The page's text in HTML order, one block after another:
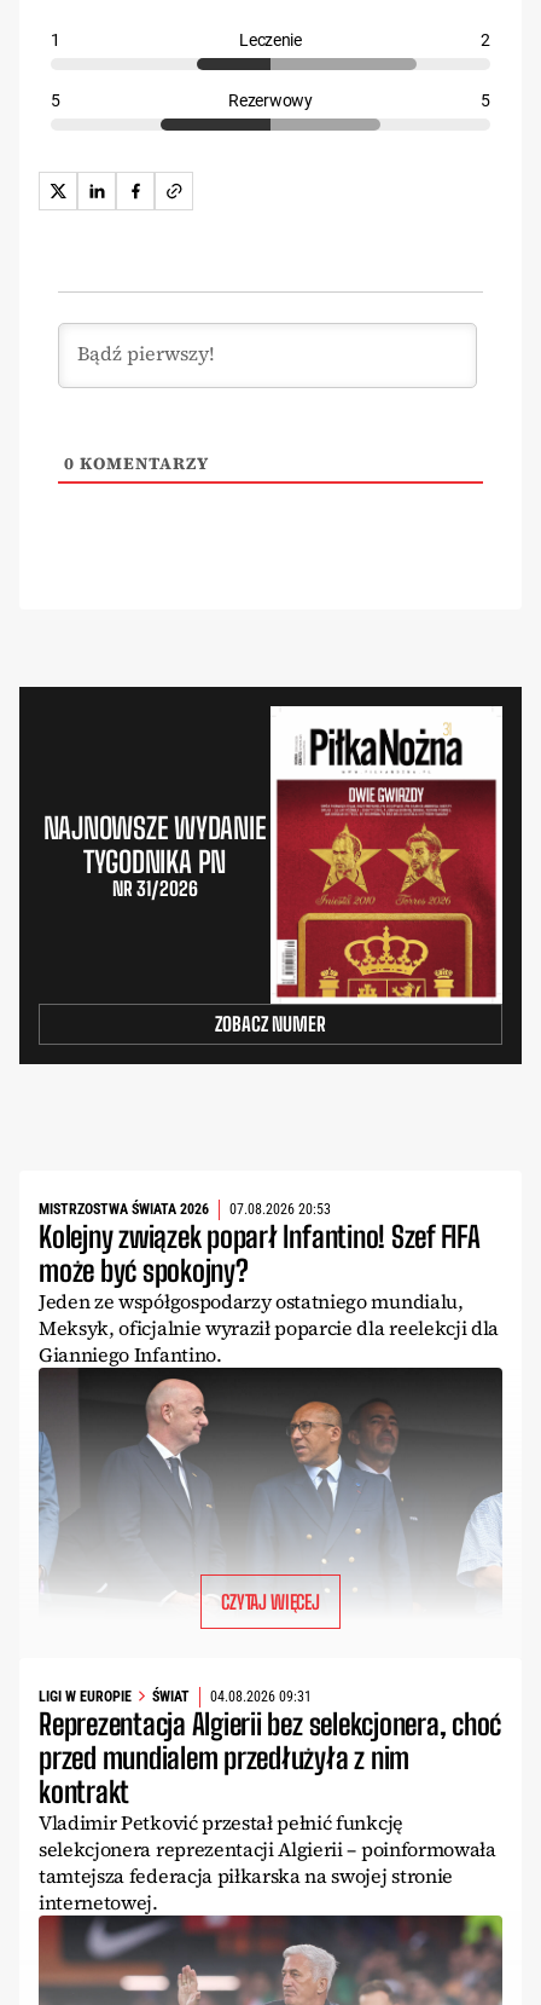
1 Leczenie 2
5 Rezerwowy 5
0 KOMENTARZY
NAJNOWSZE WYDANIE
TYGODNIKA PN
NR 31/2026
ZOBACZ NUMER
MISTRZOSTWA ŚWIATA 2026 07.08.2026 20:53
Kolejny związek poparł Infantino! Szef FIFA
może być spokojny?
Jeden ze współgospodarzy ostatniego mundialu,
Meksyk, oficjalnie wyraził poparcie dla reelekcji dla
Gianniego Infantino.
CZYTAJ WIĘCEJ
LIGI W EUROPIE ŚWIAT 04.08.2026 09:31
Reprezentacja Algierii bez selekcjonera, choć
przed mundialem przedłużyła z nim
kontrakt
Vladimir Petković przestał pełnić funkcję
selekcjonera reprezentacji Algierii – poinformowała
tamtejsza federacja piłkarska na swojej stronie
internetowej.